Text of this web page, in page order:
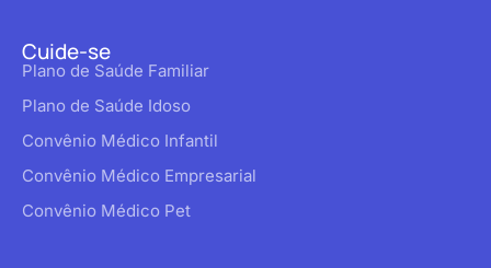
Cuide-se
Plano de Saúde Familiar
Plano de Saúde Idoso
Convênio Médico Infantil
Convênio Médico Empresarial
Convênio Médico Pet